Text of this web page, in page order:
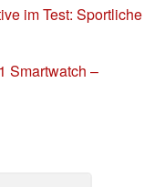
im Test: Sportliche
Smartwatch –